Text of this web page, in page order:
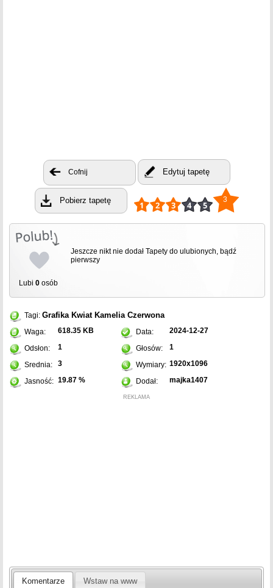
Cofnij Edytuj tapetę
Pobierz tapetę 3
Lubi 0 osób
Jeszcze nikt nie dodał Tapety do ulubionych, bądź
pierwszy
Tagi: Grafika Kwiat Kamelia Czerwona
Waga: 618.35 KB Data: 2024-12-27
Odsłon: 1 Głosów: 1
Srednia: 3 Wymiary: 1920x1096
Jasność: 19.87 % Dodał: majka1407
REKLAMA
Komentarze Wstaw na www